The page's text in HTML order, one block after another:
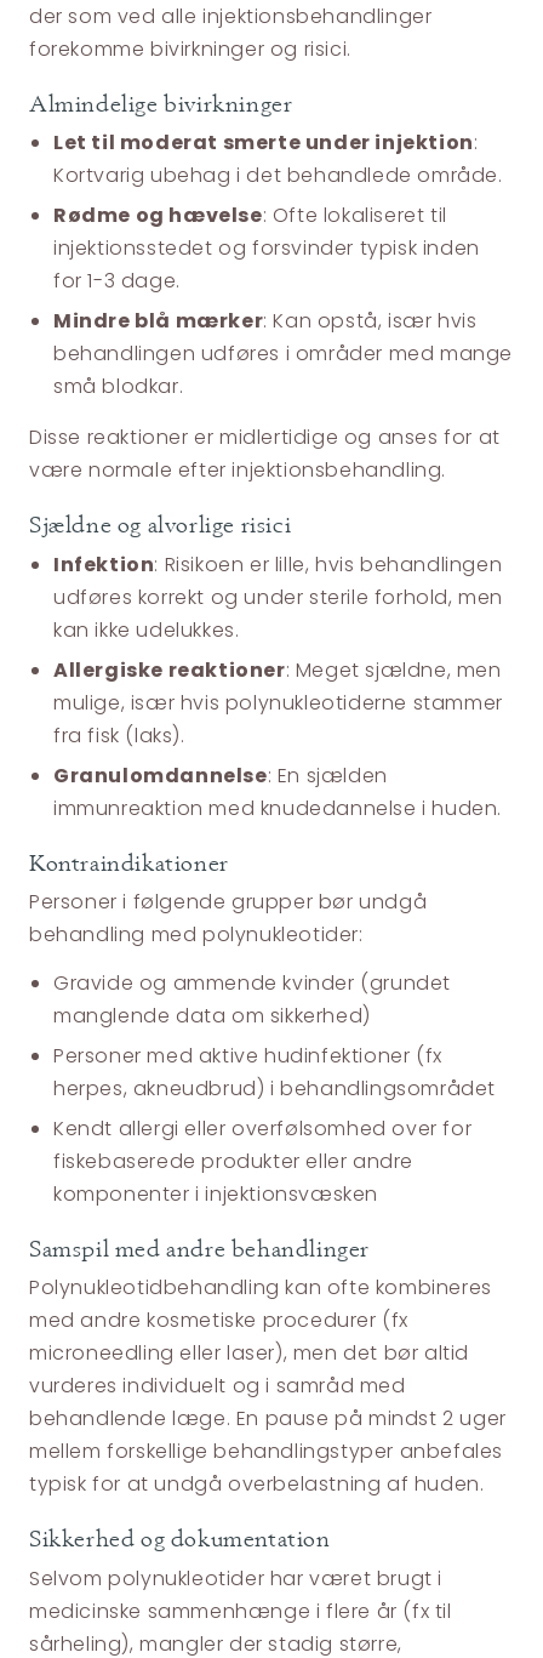
der som ved alle injektionsbehandlinger
forekomme bivirkninger og risici.
Almindelige bivirkninger
Let til moderat smerte under injektion:
Kortvarig ubehag i det behandlede område.
Rødme og hævelse: Ofte lokaliseret til
injektionsstedet og forsvinder typisk inden
for 1-3 dage.
Mindre blå mærker: Kan opstå, især hvis
behandlingen udføres i områder med mange
små blodkar.
Disse reaktioner er midlertidige og anses for at
være normale efter injektionsbehandling.
Sjældne og alvorlige risici
Infektion: Risikoen er lille, hvis behandlingen
udføres korrekt og under sterile forhold, men
kan ikke udelukkes.
Allergiske reaktioner: Meget sjældne, men
mulige, især hvis polynukleotiderne stammer
fra fisk (laks).
Granulomdannelse: En sjælden
immunreaktion med knudedannelse i huden.
Kontraindikationer
Personer i følgende grupper bør undgå
behandling med polynukleotider:
Gravide og ammende kvinder (grundet
manglende data om sikkerhed)
Personer med aktive hudinfektioner (fx
herpes, akneudbrud) i behandlingsområdet
Kendt allergi eller overfølsomhed over for
fiskebaserede produkter eller andre
komponenter i injektionsvæsken
Samspil med andre behandlinger
Polynukleotidbehandling kan ofte kombineres
med andre kosmetiske procedurer (fx
microneedling eller laser), men det bør altid
vurderes individuelt og i samråd med
behandlende læge. En pause på mindst 2 uger
mellem forskellige behandlingstyper anbefales
typisk for at undgå overbelastning af huden.
Sikkerhed og dokumentation
Selvom polynukleotider har været brugt i
medicinske sammenhænge i flere år (fx til
sårheling), mangler der stadig større,